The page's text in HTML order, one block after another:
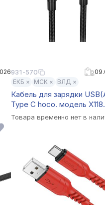
931-570
ЕКБ ×
МСК × ВЛД ×
Кабель для зарядки
Type C hoco. модель X118
Generous, 1 м, 5А, с
Товара временно нет в